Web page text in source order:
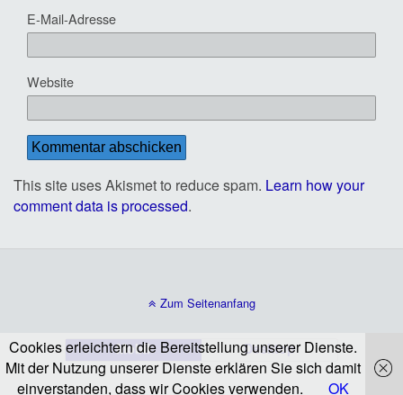
E-Mail-Adresse
Website
This site uses Akismet to reduce spam. Learn how your
comment data is processed.
Zum Seitenanfang
Mobil Desktop
Cookies erleichtern die Bereitstellung unserer Dienste.
Mit der Nutzung unserer Dienste erklären Sie sich damit
einverstanden, dass wir Cookies verwenden.
OK